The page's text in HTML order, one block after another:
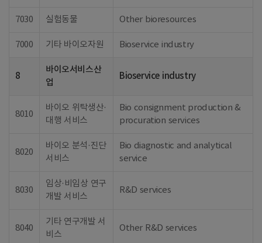
7030 실험동물 Other bioresources
7000 기타 바이오자원 Bioservice industry
8
바이오서비스산
업
Bioservice industry
8010
바이오 위탁생산·
대행 서비스
Bio consignment production &
procuration services
8020
바이오 분석·진단
서비스
Bio diagnostic and analytical
service
8030
임상·비임상 연구
개발 서비스
R&D services
8040
기타 연구개발 서
비스
Other R&D services